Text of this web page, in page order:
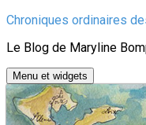
Aller
contenu
Chroniques ordinaires
Le Blog de Maryline
Menu et widgets